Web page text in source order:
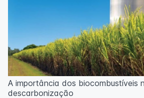
A importância dos biocombustíveis
descarbonização